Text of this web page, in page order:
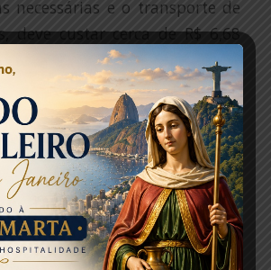
necessárias e o transporte de
deve custar cerca de R$ 6,68
que serão pagos em
13 meses, com a economia
para o Palácio da Fazenda
para o primeiro semestre de
além da unidade do Rio de
estão em vigor
e negociações para